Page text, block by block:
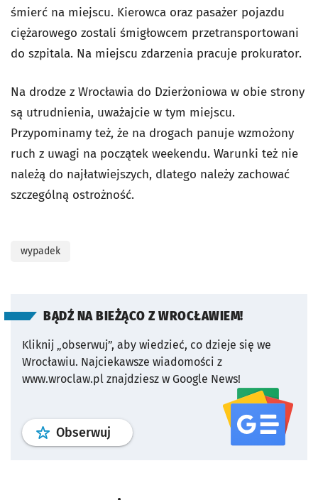
śmierć na miejscu. Kierowca oraz pasażer pojazdu
ciężarowego zostali śmigłowcem przetransportowani
do szpitala. Na miejscu zdarzenia pracuje prokurator.
Na drodze z Wrocławia do Dzierżoniowa w obie strony
są utrudnienia, uważajcie w tym miejscu.
Przypominamy też, że na drogach panuje wzmożony
ruch z uwagi na początek weekendu. Warunki też nie
należą do najłatwiejszych, dlatego należy zachować
szczególną ostrożność.
wypadek
BĄDŹ NA BIEŻĄCO Z WROCŁAWIEM!
Kliknij „obserwuj”, aby wiedzieć, co dzieje się we
Wrocławiu. Najciekawsze wiadomości z
www.wroclaw.pl znajdziesz w Google News!
Obserwuj profil serwisu